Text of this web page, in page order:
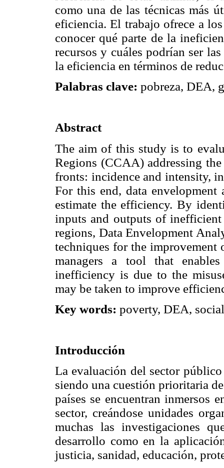
como una de las técnicas más
eficiencia. El trabajo ofrece a
conocer qué parte de la
recursos y cuáles podrían ser
la eficiencia en términos de
Palabras clave: pobreza, DEA,
Abstract
The aim of this study is to
Regions (CCAA) addressing
fronts: incidence and intensity,
For this end, data
estimate the efficiency. By
inputs and outputs of
regions, Data Envelopment
techniques for the
managers a tool that
inefficiency is due to the
may be taken to improve
Key words: poverty, DEA,
Introducción
La evaluación del sector
siendo una cuestión prioritaria
países se encuentran inmersos
sector, creándose unidades
muchas las investigaciones
desarrollo como en la
justicia, sanidad, educación,